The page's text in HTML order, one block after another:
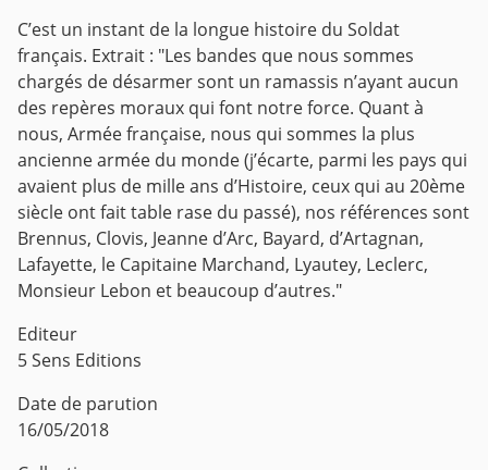
C’est un instant de la longue histoire du Soldat
français. Extrait : "Les bandes que nous sommes
chargés de désarmer sont un ramassis n’ayant aucun
des repères moraux qui font notre force. Quant à
nous, Armée française, nous qui sommes la plus
ancienne armée du monde (j’écarte, parmi les pays qui
avaient plus de mille ans d’Histoire, ceux qui au 20ème
siècle ont fait table rase du passé), nos références sont
Brennus, Clovis, Jeanne d’Arc, Bayard, d’Artagnan,
Lafayette, le Capitaine Marchand, Lyautey, Leclerc,
Monsieur Lebon et beaucoup d’autres."
Editeur
5 Sens Editions
Date de parution
16/05/2018